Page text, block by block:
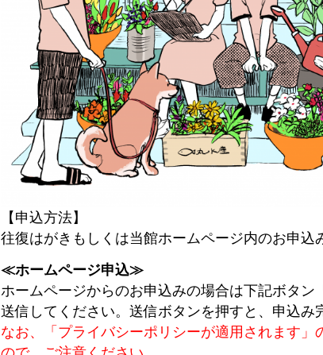
【申込方法】
往復はがきもしくは当館ホームページ内のお申
≪ホームページ申込≫
ホームページからのお申込みの場合は下記ボタ
送信してください。送信ボタンを押すと、申込み
なお、「プライバシーポリシーが適用されます